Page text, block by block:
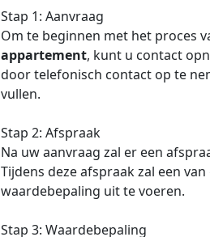
Stap 1: Aanvraag
Om te beginnen met het proces
appartement, kunt u contact
door telefonisch contact op te
vullen.
Stap 2: Afspraak
Na uw aanvraag zal er een
Tijdens deze afspraak zal een
waardebepaling uit te voeren.
Stap 3: Waardebepaling